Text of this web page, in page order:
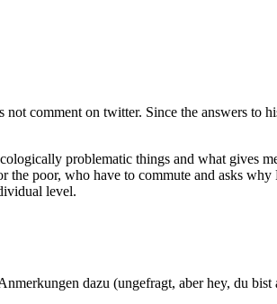
not comment on twitter. Since the answers to
problematic things and what gives
poor, who have to commute and asks
level.
dazu (ungefragt, aber hey, du